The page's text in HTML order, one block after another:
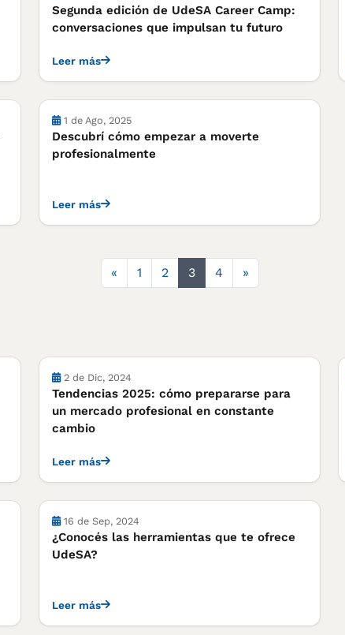
Segunda edición de UdeSA Career Camp:
conversaciones que impulsan tu futuro
Leer más
1 de Ago, 2025
Descubrí cómo empezar a moverte
profesionalmente
Leer más
«Anterior
1 2 3 4 »Siguiente
Notas
2 de Dic, 2024
Tendencias 2025: cómo prepararse para
un mercado profesional en constante
cambio
Leer más
Notas
16 de Sep, 2024
¿Conocés las herramientas que te ofrece
UdeSA?
Leer más